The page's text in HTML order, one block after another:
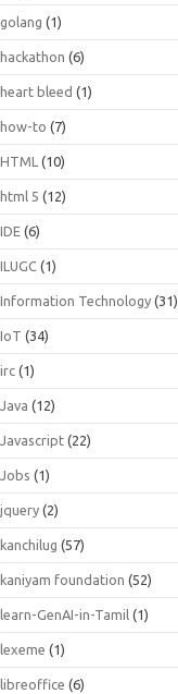
golang (1)
hackathon (6)
heart bleed (1)
how-to (7)
HTML (10)
html 5 (12)
IDE (6)
ILUGC (1)
Information Technology (31)
IoT (34)
irc (1)
Java (12)
Javascript (22)
Jobs (1)
jquery (2)
kanchilug (57)
kaniyam foundation (52)
learn-GenAI-in-Tamil (1)
lexeme (1)
libreoffice (6)